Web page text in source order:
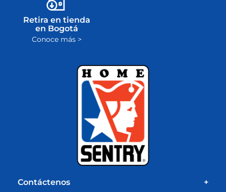
Retira en tienda
en Bogotá
Conoce más >
Contáctenos +